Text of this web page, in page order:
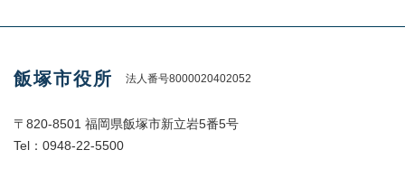
飯塚市役所 法人番号8000020402052
〒820-8501 福岡県飯塚市新立岩5番5号
Tel：0948-22-5500